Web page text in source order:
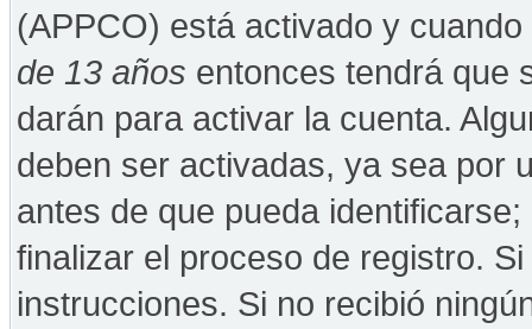
(APPCO) está activado y
de 13 años entonces tendrá que
darán para activar la cuenta.
deben ser activadas, ya sea por
antes de que pueda
finalizar el proceso de registro.
instrucciones. Si no recibió